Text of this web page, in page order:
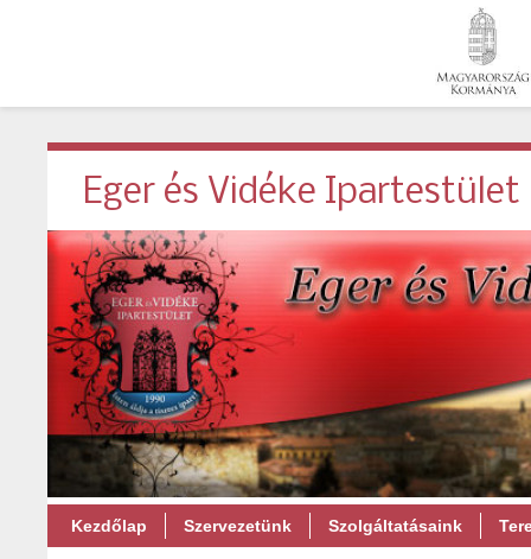
Eger és Vidéke Ipartestület
Kezdőlap Szervezetünk Szolgáltatásaink